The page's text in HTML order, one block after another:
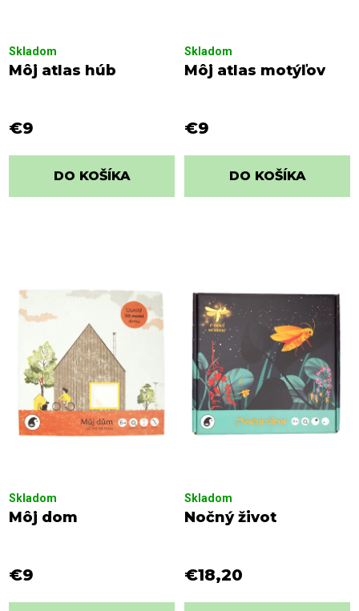
o
v
Môj atlas húb
Skladom
€9
DO KOŠÍKA
Môj atlas motýľov
Skladom
€9
DO KOŠÍKA
Môj dom
Skladom
€9
Nočný život
Skladom
€18,20